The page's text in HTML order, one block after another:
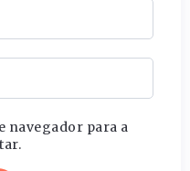
navegador para a